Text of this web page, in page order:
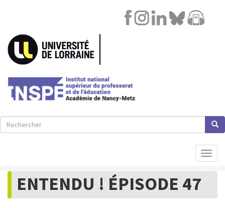
contenu
principal
Image
Lien
Rechercher
Rechercher
ENTENDU ! ÉPISODE 47